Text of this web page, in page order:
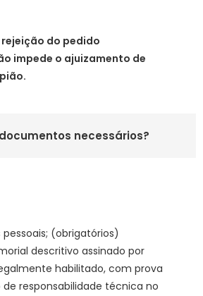
do pedido
impede o ajuizamento de
necessários?
(obrigatórios)
descritivo assinado por
habilitado, com prova
responsabilidade técnica no